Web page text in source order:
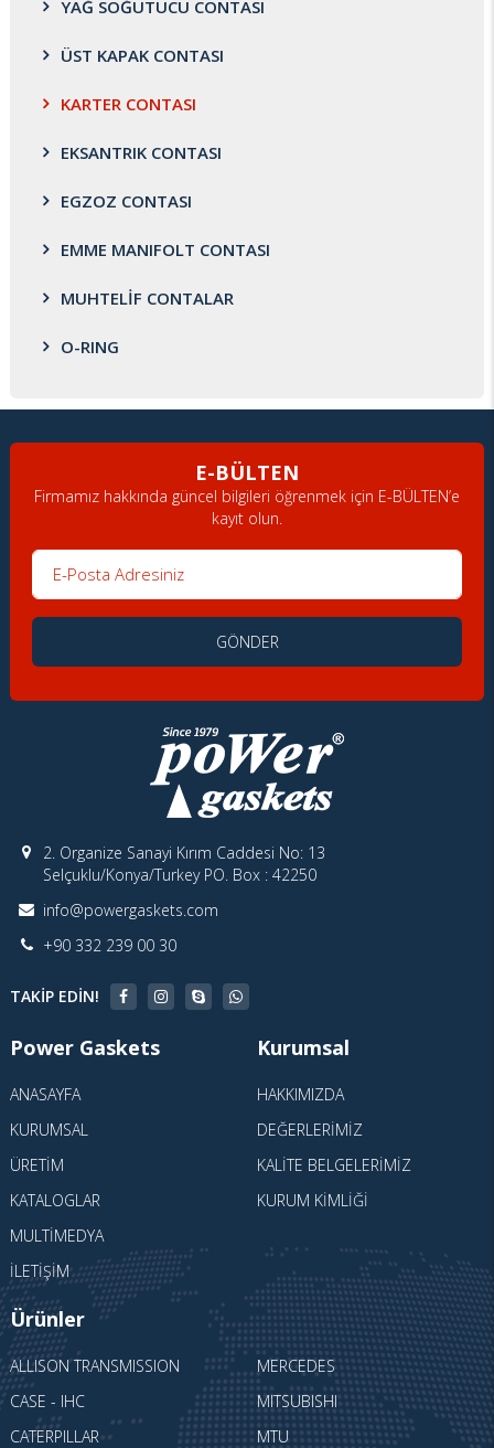
YAĞ SOĞUTUCU CONTASI
ÜST KAPAK CONTASI
KARTER CONTASI
EKSANTRIK CONTASI
EGZOZ CONTASI
EMME MANIFOLT CONTASI
MUHTELİF CONTALAR
O-RING
E-BÜLTEN
Firmamız hakkında güncel bilgileri öğrenmek için E-BÜLTEN’e
kayıt olun.
GÖNDER
2. Organize Sanayi Kırım Caddesi No: 13
Selçuklu/Konya/Turkey PO. Box : 42250
info@powergaskets.com
+90 332 239 00 30
TAKIP EDIN!
Power Gaskets
ANASAYFA
KURUMSAL
ÜRETIM
KATALOGLAR
MULTIMEDYA
İLETIŞIM
Kurumsal
HAKKIMIZDA
DEĞERLERIMIZ
KALITE BELGELERIMIZ
KURUM KIMLIĞI
Ürünler
ALLISON TRANSMISSION
CASE - IHC
CATERPILLAR
MERCEDES
MITSUBISHI
MTU